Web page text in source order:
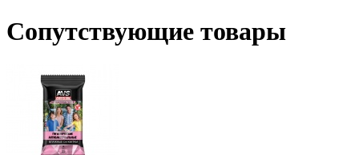
Сопутствующие товары